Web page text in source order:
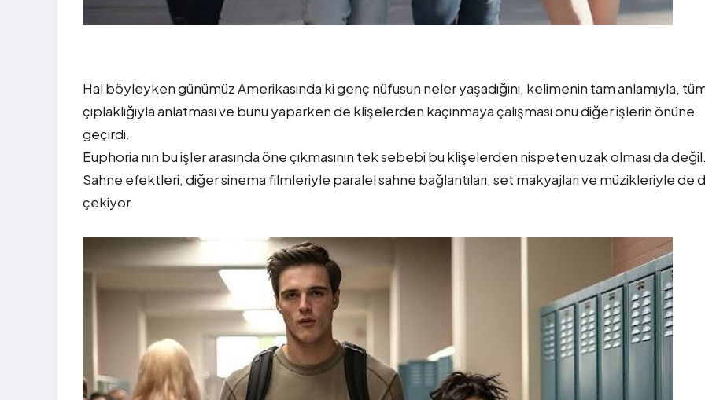
Hal böyleyken günümüz Amerikasında ki genç nüfusun neler yaşadığını, kelimenin tam anlamıyla,
çıplaklığıyla anlatması ve bunu yaparken de klişelerden kaçınmaya çalışması onu diğer işlerin önüne
geçirdi.
Euphoria nın bu işler arasında öne çıkmasının tek sebebi bu klişelerden nispeten uzak olması da değil.
Sahne efektleri, diğer sinema filmleriyle paralel sahne bağlantıları, set makyajları ve müzikleriyle de
çekiyor.